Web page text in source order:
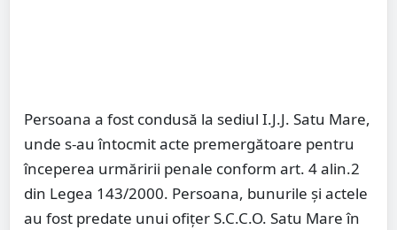
Persoana a fost condusă la sediul I.J.J. Satu Mare,
unde s-au întocmit acte premergătoare pentru
începerea urmăririi penale conform art. 4 alin.2
din Legea 143/2000. Persoana, bunurile și actele
au fost predate unui ofițer S.C.C.O. Satu Mare în